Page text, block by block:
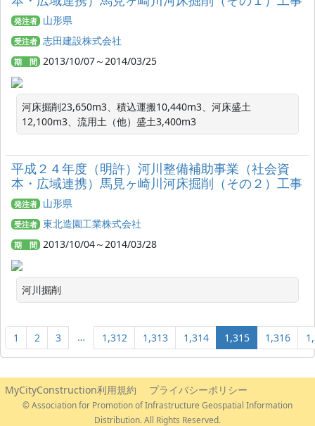
発注者 山形県
受注者 志田建設株式会社
期 間 2013/10/07～2014/03/25
河床掘削23,650m3、積込運搬10,440m3、河床盛土
12,100m3、流用土（他）盛土3,400m3
平成２４年度（明許）河川整備補助事業（社会資
本・広域連携）馬見ヶ崎川河床掘削（その２）工事
発注者 山形県
受注者 東北造園工業株式会社
期 間 2013/10/04～2014/03/28
河川掘削
1 2 3 … 1,312 1,313 1,314 1,315 1,316
MyCityConstruction利用規約 プライバシーポリシー
© Association for Promotion of Infrastructure Geospatial Information
Distribution. All Rights Reserved.